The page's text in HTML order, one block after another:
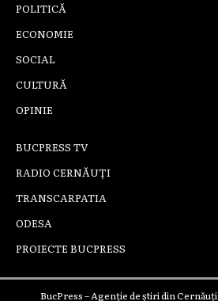
POLITICĂ
ECONOMIE
SOCIAL
CULTURĂ
OPINIE
BUCPRESS TV
RADIO CERNĂUȚI
TRANSCARPATIA
ODESA
PROIECTE BUCPRESS
BucPress – Agenție de știri din Cernăuți